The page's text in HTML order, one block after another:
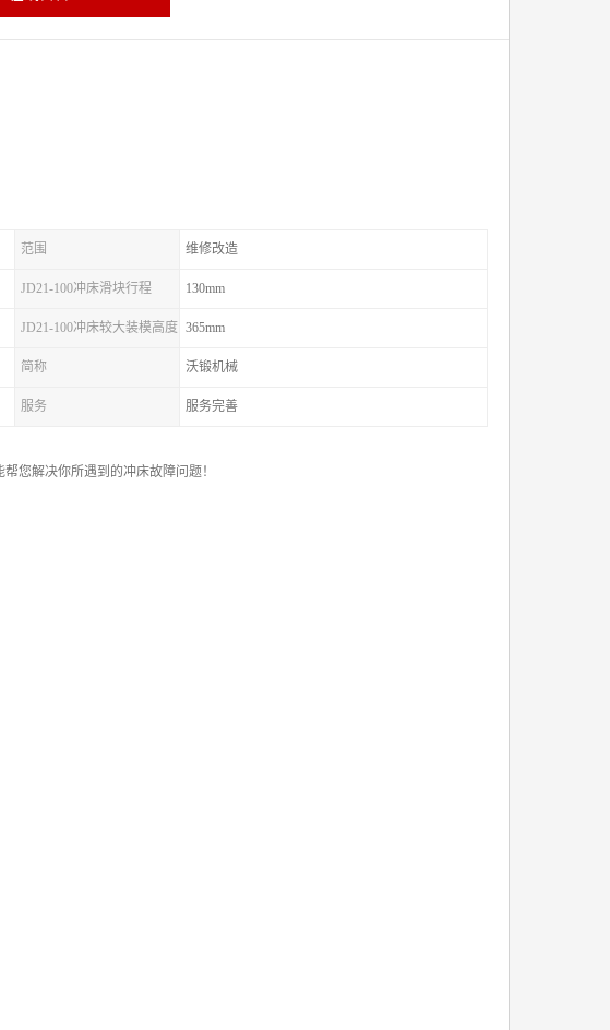
范围 维修改造
JD21-100冲床滑块行程 130mm
JD21-100冲床较大装模高度 365mm
简称 沃锻机械
服务 服务完善
您解决你所遇到的冲床故障问题！